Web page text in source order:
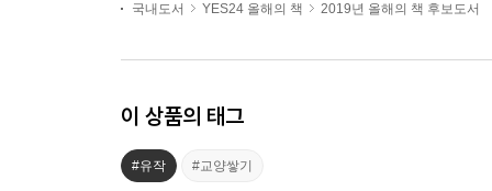
국내도서
YES24 올해의 책 2019년 올해의 책 후보도서
이 상품의 태그
#유작 #교양쌓기